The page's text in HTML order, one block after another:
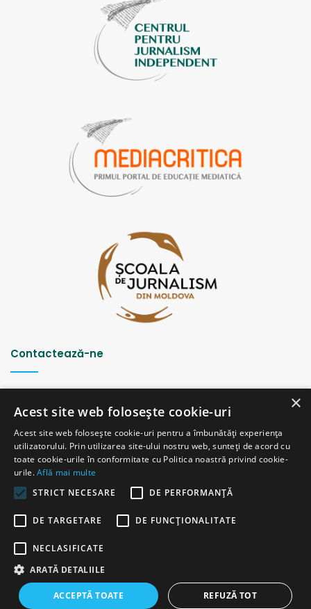
Contactează-ne
Strada Șciusev, 53
2012 Chișinău, Republica Moldova
fax: (+373 22) 226681
Email: redactia@ijc.md
versiunea veche
×
Acest site web folosește cookie-uri
Acest site web folosește cookie-uri pentru a îmbunătăți experiența
utilizatorului. Prin utilizarea site-ului nostru web, sunteți de acord cu
toate cookie-urile în conformitate cu Politica noastră privind cookie-
urile.Află mai multe
STRICT NECESARE
DE PERFORMANȚĂ
DE TARGETARE DE FUNCŢIONALITATE
NECLASIFICATE
ARATĂ DETALIILE
ACCEPTĂ TOATE REFUZĂ TOT